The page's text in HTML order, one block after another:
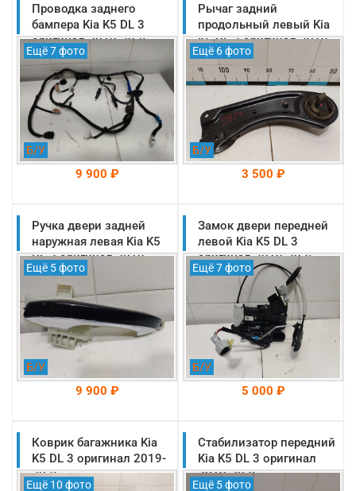
Проводка заднего
бампера Kia K5 DL 3
оригинал 2019-2025
(91880L2050)
Ещё 7 фото
Б/У
9 900 ₽
На складе: Раменское
-->
Рычаг задний
продольный левый Kia
K5 DL 3 оригинал 2019-
2025 (55270L2200)
Ещё 6 фото
Б/У
3 500 ₽
На складе: Раменское
-->
Ручка двери задней
наружная левая Kia K5
DL 3 оригинал 2019-
2025 (83655L2000)
Ещё 5 фото
Б/У
9 900 ₽
На складе: Раменское
-->
Замок двери передней
левой Kia K5 DL 3
оригинал 2019-2025
(81310L2010)
Ещё 7 фото
Б/У
5 000 ₽
На складе: Раменское
-->
Коврик багажника Kia
K5 DL 3 оригинал 2019-
2025
Ещё 10 фото
Стабилизатор передний
Kia K5 DL 3 оригинал
2019-2025
Ещё 5 фото